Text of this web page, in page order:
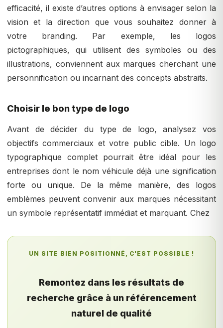
efficacité, il existe d’autres options à envisager selon la
vision et la direction que vous souhaitez donner à
votre branding. Par exemple, les logos
pictographiques, qui utilisent des symboles ou des
illustrations, conviennent aux marques cherchant une
personnification ou incarnant des concepts abstraits.
Choisir le bon type de logo
Avant de décider du type de logo, analysez vos
objectifs commerciaux et votre public cible. Un logo
typographique complet pourrait être idéal pour les
entreprises dont le nom véhicule déjà une signification
forte ou unique. De la même manière, des logos
emblèmes peuvent convenir aux marques nécessitant
un symbole représentatif immédiat et marquant. Chez
UN SITE BIEN POSITIONNÉ, C'EST POSSIBLE !
Remontez dans les résultats de
recherche grâce à un référencement
naturel de qualité